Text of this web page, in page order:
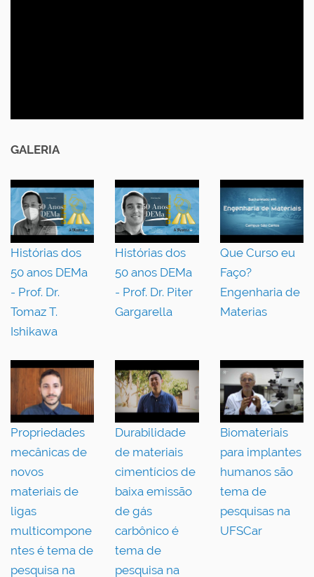
GALERIA
Histórias dos
50 anos DEMa
- Prof. Dr.
Tomaz T.
Ishikawa
Histórias dos
50 anos DEMa
- Prof. Dr. Piter
Gargarella
Que Curso eu
Faço?
Engenharia de
Materias
Propriedades
mecânicas de
novos
materiais de
ligas
multicompone
ntes é tema de
pesquisa na
Durabilidade
de materiais
cimentícios de
baixa emissão
de gás
carbônico é
tema de
pesquisa na
Biomateriais
para implantes
humanos são
tema de
pesquisas na
UFSCar